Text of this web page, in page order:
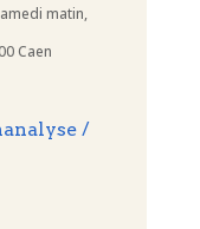
matin,
Caen
/